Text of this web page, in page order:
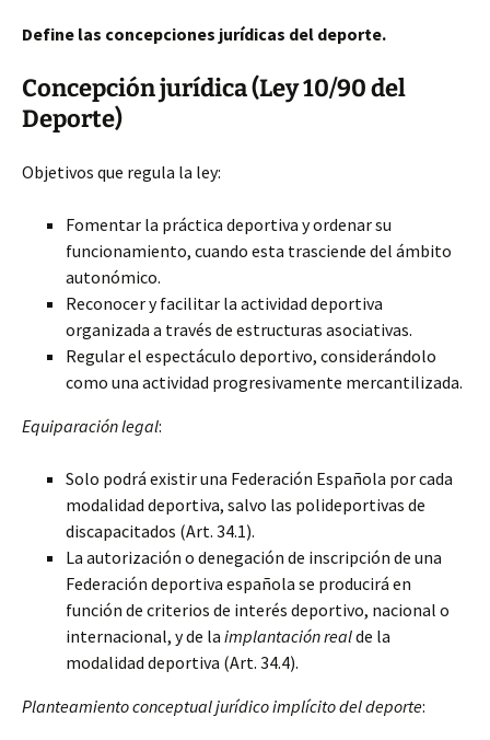
Define las concepciones jurídicas del deporte.
Concepción jurídica (Ley 10/90 del
Deporte)
Objetivos que regula la ley:
Fomentar la práctica deportiva y ordenar su
funcionamiento, cuando esta trasciende del ámbito
autonómico.
Reconocer y facilitar la actividad deportiva
organizada a través de estructuras asociativas.
Regular el espectáculo deportivo, considerándolo
como una actividad progresivamente mercantilizada.
Equiparación legal:
Solo podrá existir una Federación Española por cada
modalidad deportiva, salvo las polideportivas de
discapacitados (Art. 34.1).
La autorización o denegación de inscripción de una
Federación deportiva española se producirá en
función de criterios de interés deportivo, nacional o
internacional, y de la implantación realde la
modalidad deportiva (Art. 34.4).
Planteamiento conceptual jurídico implícito del deporte: